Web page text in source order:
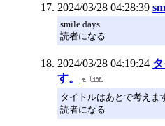
2024/03/28 04:28:39
smile days
読者になる
2024/03/28 04:19:24
す。
タイトルはあとで考えま
読者になる